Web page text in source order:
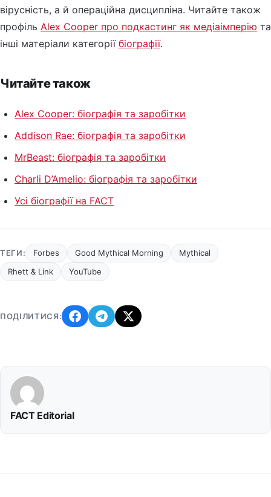
вірусність, а й операційна дисципліна. Читайте також
профіль Alex Cooper про подкастинг як медіаімперію та
інші матеріали категорії біографії.
Читайте також
Alex Cooper: біографія та заробітки
Addison Rae: біографія та заробітки
MrBeast: біографія та заробітки
Charli D’Amelio: біографія та заробітки
Усі біографії на FACT
ТЕГИ: Forbes Good Mythical Morning
Mythical
Rhett & Link
YouTube
ПОДІЛИТИСЯ:
FACT Editorial